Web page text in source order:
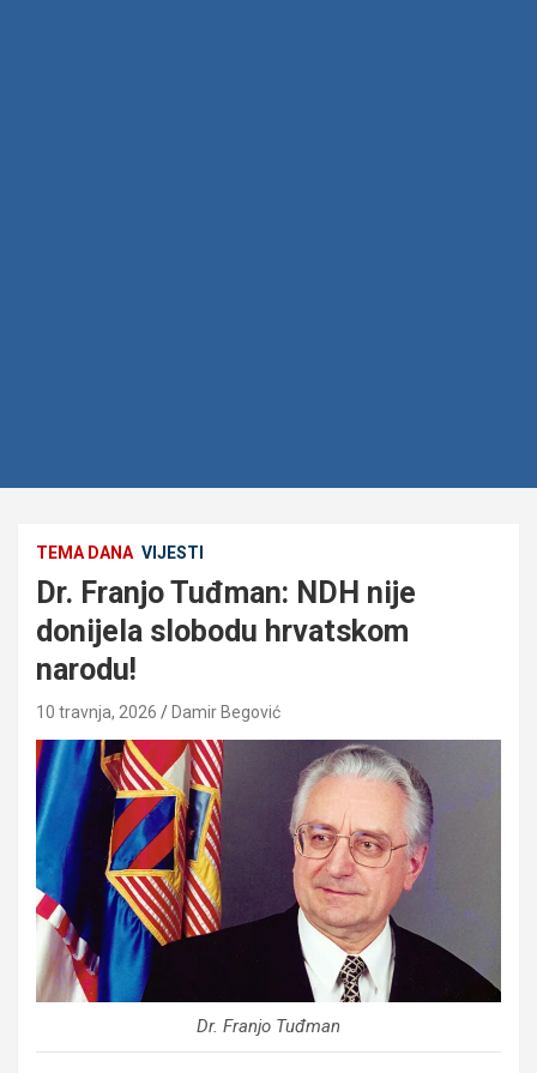
TEMA DANA VIJESTI
Dr. Franjo Tuđman: NDH nije
donijela slobodu hrvatskom
narodu!
10 travnja, 2026 Damir Begović
Dr. Franjo Tuđman